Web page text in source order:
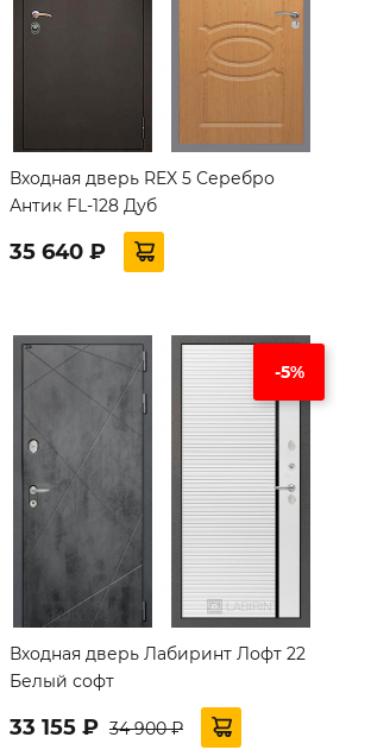
Входная дверь REX 5 Серебро
Антик FL-128 Дуб
35 640 ₽
-5%
Входная дверь Лабиринт Лофт 22
Белый софт
33 155 ₽ 34 900 ₽